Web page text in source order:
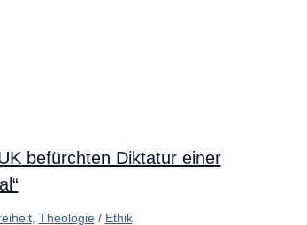
befürchten Diktatur einer
, Theologie/ Ethik